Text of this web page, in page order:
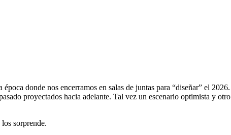
donde nos encerramos en salas de juntas para “diseñar” el 2026.
proyectados hacia adelante. Tal vez un escenario optimista y otro
sorprende.